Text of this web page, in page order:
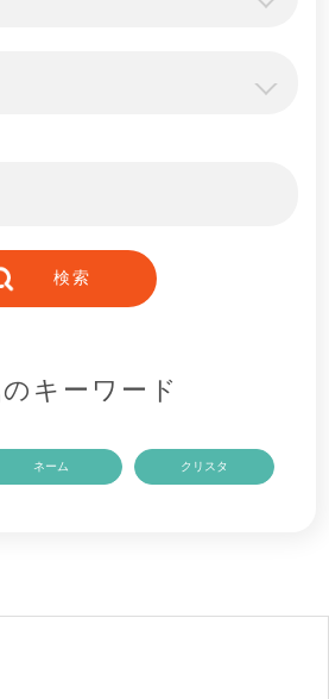
のキーワード
ネーム クリスタ